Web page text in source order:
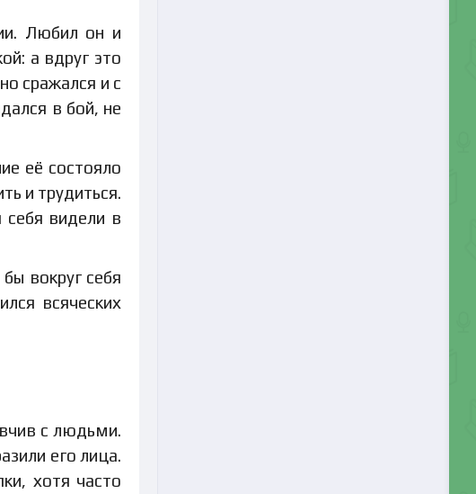
Любил он и
а вдруг это
сражался и с
в бой, не
её состояло
и трудиться.
видели в
вокруг себя
всяческих
с людьми.
его лица.
хотя часто